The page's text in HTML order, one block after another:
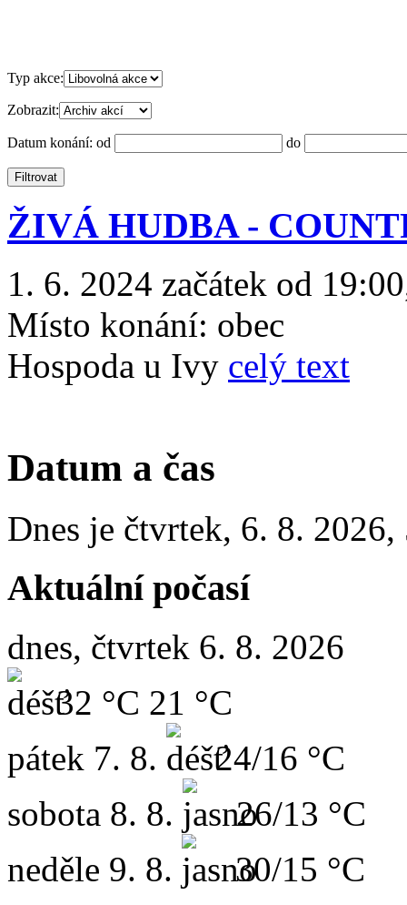
Typ akce:
Zobrazit:
Datum konání: od do
ŽIVÁ HUDBA -
1. 6. 2024 začátek od
Místo konání: obec
Hospoda u Ivy celý text
Datum a čas
Dnes je čtvrtek, 6. 8. 2026,
Aktuální počasí
dnes, čtvrtek 6. 8. 2026
32 °C 21 °C
pátek 7. 8.
24/16 °C
sobota 8. 8.
26/13 °C
neděle 9. 8. 30/15 °C